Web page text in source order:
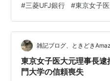
代男性に対して建築アドバ
報酬を振り込ませ、その一
た疑いがあるという。 銀行
が、顧客の資産に手を付け
ことをしてしまった。銀行
そうなものだが、ギャンブ
#三菱UFJ銀行 #東京女子
雑記ブログ、ときどき
東京女子医大元理事長
門大学の信頼喪失